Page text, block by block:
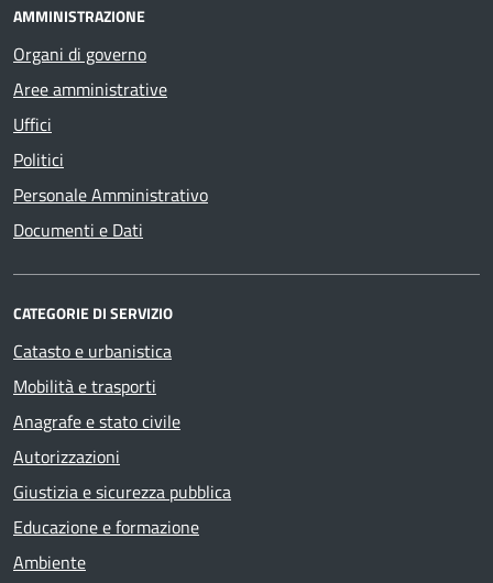
AMMINISTRAZIONE
Organi di governo
Aree amministrative
Uffici
Politici
Personale Amministrativo
Documenti e Dati
CATEGORIE DI SERVIZIO
Catasto e urbanistica
Mobilità e trasporti
Anagrafe e stato civile
Autorizzazioni
Giustizia e sicurezza pubblica
Educazione e formazione
Ambiente